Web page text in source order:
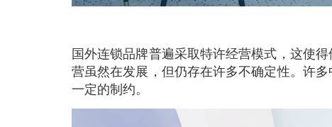
国外连锁品牌普遍采取特许经营模式，这使
营虽然在发展，但仍存在许多不确定性。许
一定的制约。